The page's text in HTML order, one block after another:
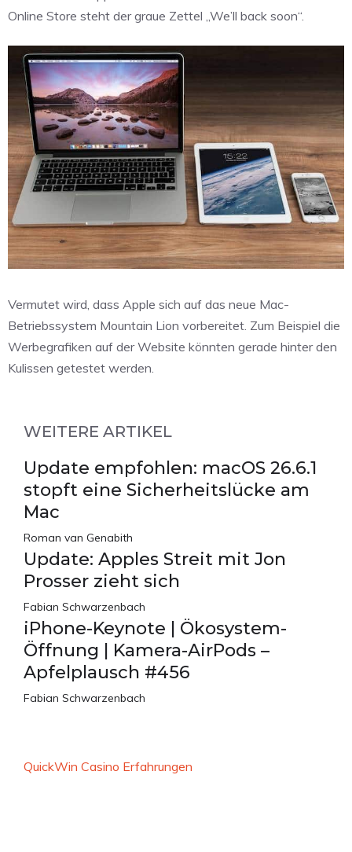
Online Store steht der graue Zettel „We’ll back soon“.
Vermutet wird, dass Apple sich auf das neue Mac-
Betriebssystem Mountain Lion vorbereitet. Zum Beispiel die
Werbegrafiken auf der Website könnten gerade hinter den
Kulissen getestet werden.
WEITERE ARTIKEL
Update empfohlen: macOS 26.6.1
stopft eine Sicherheitslücke am
Mac
Roman van Genabith
Update: Apples Streit mit Jon
Prosser zieht sich
Fabian Schwarzenbach
iPhone-Keynote | Ökosystem-
Öffnung | Kamera-AirPods –
Apfelplausch #456
Fabian Schwarzenbach
QuickWin Casino Erfahrungen